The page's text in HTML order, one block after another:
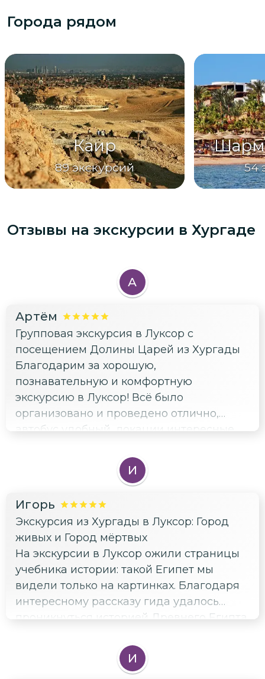
Города рядом
Каир
89 экскурсий 54
Отзывы на экскурсии в Хургаде
А
Артём
Групповая экскурсия в Луксор с
посещением Долины Царей из Хургады
Благодарим за хорошую,
познавательную и комфортную
экскурсию в Луксор! Всё было
организовано и проведено отлично,
автобус удобный, локации интересные.
по теме и в целом для расширения
кругозора. Всем советуем съездить в
И
Игорь
Экскурсия из Хургады в Луксор: Город
живых и Город мёртвых
На экскурсии в Луксор ожили страницы
учебника истории: такой Египет мы
видели только на картинках. Благодаря
интересному рассказу гида удалось
проникнуться историей Древнего Египта
увлекательную экскурсию 🙏
И